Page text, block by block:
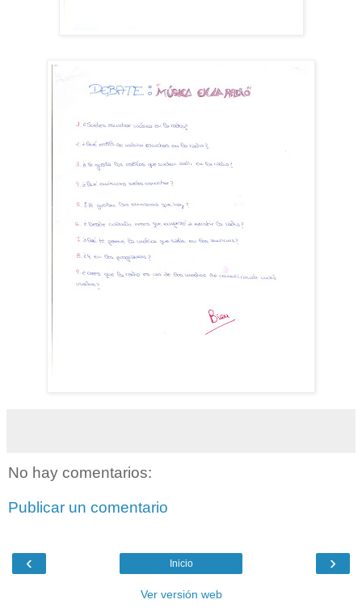
No hay comentarios:
Publicar un comentario
‹ ›
Inicio
Ver versión web